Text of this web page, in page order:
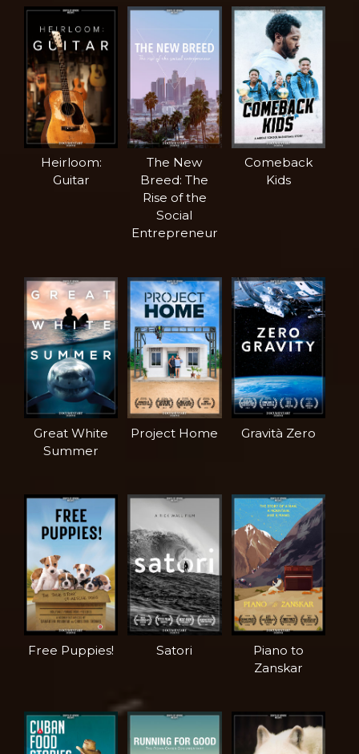
Heirloom:
Guitar
The New
Breed: The
Rise of the
Social
Entrepreneur
Comeback
Kids
Great White
Summer
Project Home Gravità Zero
Free Puppies! Satori
Piano to
Zanskar